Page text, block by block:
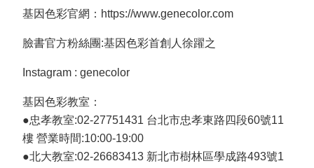
基因色彩官網：https://www.genecolor.com
臉書官方粉絲團:基因色彩首創人徐躍之
Instagram : genecolor
基因色彩教室：
●忠孝教室:02-27751431 台北市忠孝東路四段60號11
樓 營業時間:10:00-19:00
●北大教室:02-26683413 新北市樹林區學成路493號1